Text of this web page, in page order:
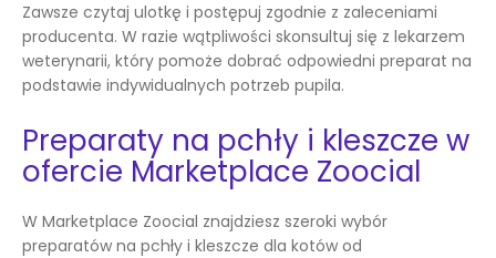
Zawsze czytaj ulotkę i postępuj zgodnie z zaleceniami
producenta. W razie wątpliwości skonsultuj się z lekarzem
weterynarii, który pomoże dobrać odpowiedni preparat na
podstawie indywidualnych potrzeb pupila.
Preparaty na pchły i kleszcze w
ofercie Marketplace Zoocial
W Marketplace Zoocial znajdziesz szeroki wybór
preparatów na pchły i kleszcze dla kotów od